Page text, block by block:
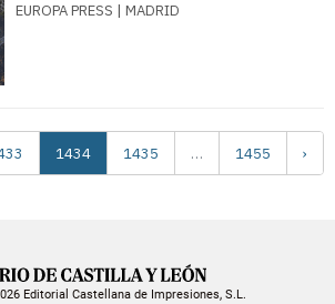
EUROPA PRESS | MADRID
1434 1435 … 1455 ›
Editorial Castellana de Impresiones, S.L.